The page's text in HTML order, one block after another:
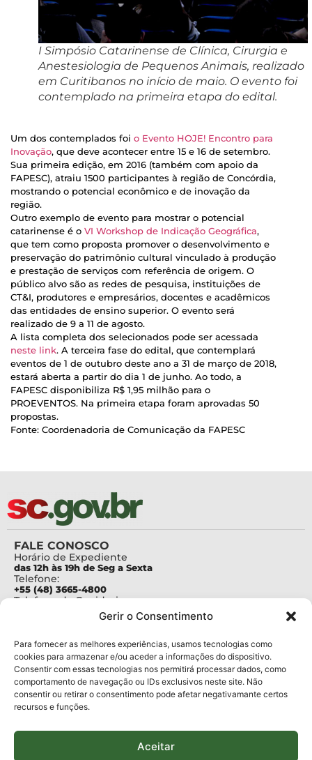
Gerir o Consentimento
Para fornecer as melhores experiências, usamos tecnologias como
cookies para armazenar e/ou aceder a informações do dispositivo.
Consentir com essas tecnologias nos permitirá processar dados, como
comportamento de navegação ou IDs exclusivos neste site. Não
consentir ou retirar o consentimento pode afetar negativamante certos
recursos e funções.
Aceitar
I Simpósio Catarinense de Clínica, Cirurgia e
Anestesiologia de Pequenos Animais, realizado
em Curitibanos no início de maio. O evento foi
contemplado na primeira etapa do edital.
Um dos contemplados foi o Evento HOJE! Encontro para
Inovação, que deve acontecer entre 15 e 16 de setembro.
Sua primeira edição, em 2016 (também com apoio da
FAPESC), atraiu 1500 participantes à região de Concórdia,
mostrando o potencial econômico e de inovação da
região.
Outro exemplo de evento para mostrar o potencial
catarinense é o VI Workshop de Indicação Geográfica,
que tem como proposta promover o desenvolvimento e
preservação do patrimônio cultural vinculado à produção
e prestação de serviços com referência de origem. O
público alvo são as redes de pesquisa, instituições de
CT&I, produtores e empresários, docentes e acadêmicos
das entidades de ensino superior. O evento será
realizado de 9 a 11 de agosto.
A lista completa dos selecionados pode ser acessada
neste link. A terceira fase do edital, que contemplará
eventos de 1 de outubro deste ano a 31 de março de 2018,
estará aberta a partir do dia 1 de junho. Ao todo, a
FAPESC disponibiliza R$ 1,95 milhão para o
PROEVENTOS. Na primeira etapa foram aprovadas 50
propostas.
Fonte: Coordenadoria de Comunicação da FAPESC
FALE CONOSCO
Horário de Expediente
das 12h às 19h de Seg a Sexta
Telefone:
+55 (48) 3665-4800
Telefone da Ouvidoria
Para assuntos relacionados à Pesquisa
pesquisa@fapesc.sc.gov.br
Para assuntos relacionados à Inovação
inovacao@fapesc.sc.gov.br
Para assuntos relacionados à Bolsas
bolsas@fapesc.sc.gov.br
Para assuntos relacionados à Prestação de Contas
Para assuntos relacionados à Plataforma
plataforma@fapesc.sc.gov.br